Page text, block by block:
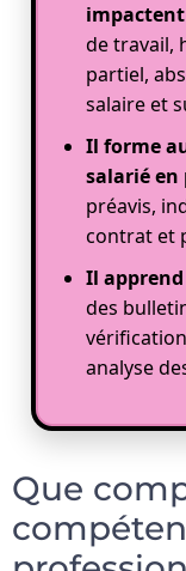
de travail,
partiel,
salaire et
Il forme
salarié en
préavis,
contrat et
Il
des
analyse
Que